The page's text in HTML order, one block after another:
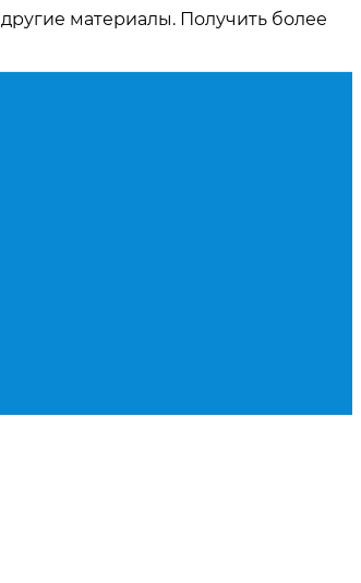
материалы. Получить более